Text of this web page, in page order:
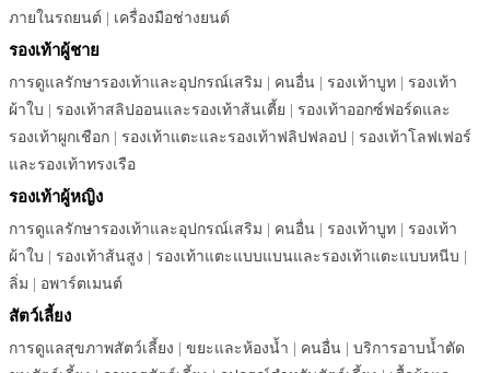
ภายในรถยนต์ | เครื่องมือช่างยนต์
รองเท้าผู้ชาย
การดูแลรักษารองเท้าและอุปกรณ์เสริม | คนอื่น | รองเท้าบูท | รองเท้า
ผ้าใบ | รองเท้าสลิปออนและรองเท้าส้นเตี้ย | รองเท้าออกซ์ฟอร์ดและ
รองเท้าผูกเชือก | รองเท้าแตะและรองเท้าฟลิปฟลอป | รองเท้าโลฟเฟอร์
และรองเท้าทรงเรือ
รองเท้าผู้หญิง
การดูแลรักษารองเท้าและอุปกรณ์เสริม | คนอื่น | รองเท้าบูท | รองเท้า
ผ้าใบ | รองเท้าส้นสูง | รองเท้าแตะแบบแบนและรองเท้าแตะแบบหนีบ |
ลิ่ม | อพาร์ตเมนต์
สัตว์เลี้ยง
การดูแลสุขภาพสัตว์เลี้ยง | ขยะและห้องน้ำ | คนอื่น | บริการอาบน้ำตัด